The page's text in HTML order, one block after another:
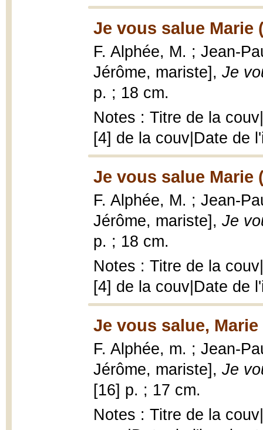
Je vous salue Marie
F. Alphée, M. ; Jean-
Jérôme, mariste], Je
p. ; 18 cm.
Notes : Titre de la
[4] de la couv|Date de
Je vous salue Marie
F. Alphée, M. ; Jean-
Jérôme, mariste], Je
p. ; 18 cm.
Notes : Titre de la
[4] de la couv|Date de
Je vous salue, Marie
F. Alphée, m. ; Jean-
Jérôme, mariste], Je
[16] p. ; 17 cm.
Notes : Titre de la